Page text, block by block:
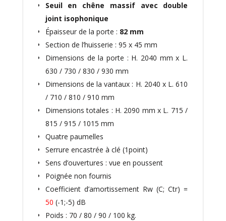
Seuil en chêne massif avec double
joint isophonique
Épaisseur de la porte : 82 mm
Section de l’huisserie : 95 x 45 mm
Dimensions de la porte : H. 2040 mm x L.
630 / 730 / 830 / 930 mm
Dimensions de la vantaux : H. 2040 x L. 610
/ 710 / 810 / 910 mm
Dimensions totales : H. 2090 mm x L. 715 /
815 / 915 / 1015 mm
Quatre paumelles
Serrure encastrée à clé (1point)
Sens d’ouvertures : vue en poussent
Poignée non fournis
Coefficient d’amortissement Rw (C; Ctr) =
50 (-1;-5) dB
Poids : 70 / 80 / 90 / 100 kg.